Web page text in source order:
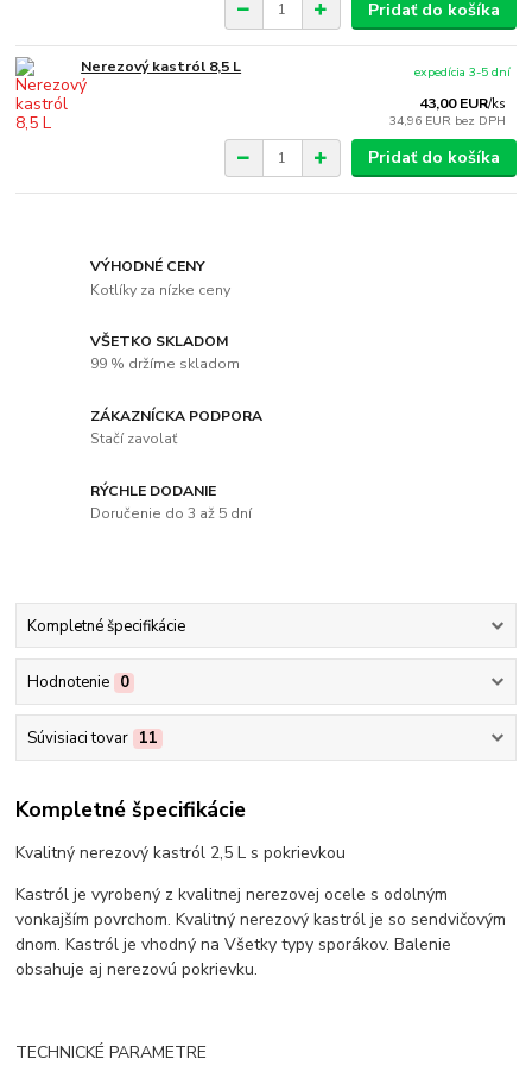
Pridať do košíka
Nerezový kastról 8,5 L
43,00 EUR/ks
34,96 EUR bez DPH
expedícia 3-5 dní
Pridať do košíka
VÝHODNÉ CENY
Kotlíky za nízke ceny
VŠETKO SKLADOM
99 % držíme skladom
ZÁKAZNÍCKA PODPORA
Stačí zavolať
RÝCHLE DODANIE
Doručenie do 3 až 5 dní
Kompletné špecifikácie
Hodnotenie 0
Súvisiaci tovar 11
Kompletné špecifikácie
Kvalitný nerezový kastról 2,5 L s pokrievkou
Kastról je vyrobený z kvalitnej nerezovej ocele s odolným
vonkajším povrchom. Kvalitný nerezový kastról je so sendvičovým
dnom. Kastról je vhodný na Všetky typy sporákov. Balenie
obsahuje aj nerezovú pokrievku.
TECHNICKÉ PARAMETRE